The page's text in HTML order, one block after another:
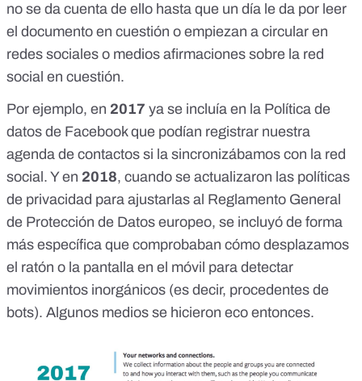
no se da cuenta de ello hasta que un día le da por leer
el documento en cuestión o empiezan a circular en
redes sociales o medios afirmaciones sobre la red
social en cuestión.
Por ejemplo, en 2017 ya se incluía en la Política de
datos de Facebook que podían registrar nuestra
agenda de contactos si la sincronizábamos con la red
social. Y en 2018, cuando se actualizaron las políticas
de privacidad para ajustarlas al Reglamento General
de Protección de Datos europeo, se incluyó de forma
más específica que comprobaban cómo desplazamos
el ratón o la pantalla en el móvil para detectar
movimientos inorgánicos (es decir, procedentes de
bots). Algunos medios se hicieron eco entonces.